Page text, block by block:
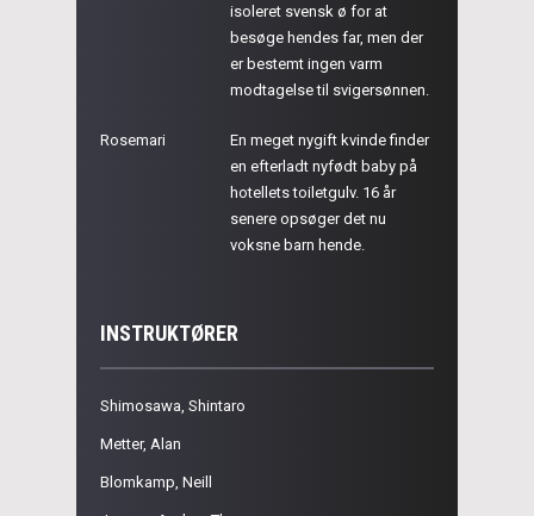
isoleret svensk ø for at
besøge hendes far, men der
er bestemt ingen varm
modtagelse til svigersønnen.
Rosemari
En meget nygift kvinde finder
en efterladt nyfødt baby på
hotellets toiletgulv. 16 år
senere opsøger det nu
voksne barn hende.
INSTRUKTØRER
Shimosawa, Shintaro
Metter, Alan
Blomkamp, Neill